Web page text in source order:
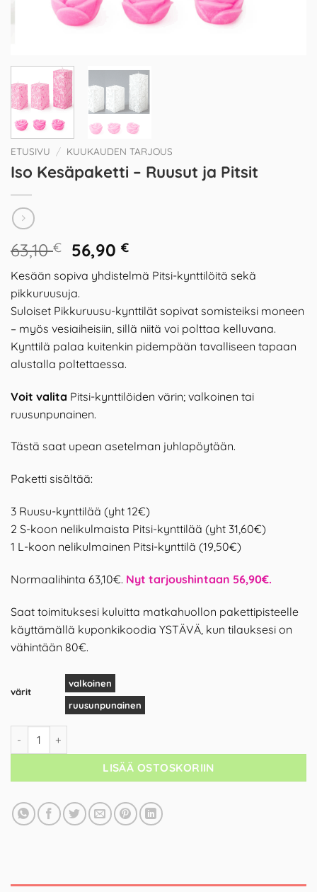
ETUSIVU / KUUKAUDEN TARJOUS
Iso Kesäpaketti – Ruusut ja Pitsit
63,10€
Alkuperäinen
hinta
oli:
63,10 €.
56,90€Nykyinen
hinta
on:
Kesään sopiva yhdistelmä Pitsi-kynttilöitä sekä
pikkuruusuja.
Suloiset Pikkuruusu-kynttilät sopivat somisteiksi moneen
– myös vesiaiheisiin, sillä niitä voi polttaa kelluvana.
Kynttilä palaa kuitenkin pidempään tavalliseen tapaan
alustalla poltettaessa.
Voit valita Pitsi-kynttilöiden värin; valkoinen tai
ruusunpunainen.
Tästä saat upean asetelman juhlapöytään.
Paketti sisältää:
3 Ruusu-kynttilää (yht 12€)
2 S-koon nelikulmaista Pitsi-kynttilää (yht 31,60€)
1 L-koon nelikulmainen Pitsi-kynttilä (19,50€)
Normaalihinta 63,10€. Nyt tarjoushintaan 56,90€.
Saat toimituksesi kuluitta matkahuollon pakettipisteelle
käyttämällä kuponkikoodia YSTÄVÄ, kun tilauksesi on
vähintään 80€.
värit
valkoinen
ruusunpunainen
LISÄÄ OSTOSKORIIN